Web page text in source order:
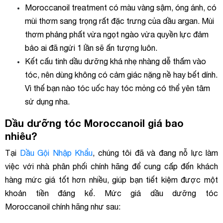
Moroccanoil treatment có màu vàng sậm, óng ánh, có
mùi thơm sang trọng rất đặc trưng của dầu argan. Mùi
thơm phảng phất vừa ngọt ngào vừa quyền lực đảm
bảo ai đã ngửi 1 lần sẽ ấn tượng luôn.
Kết cấu tinh dầu dưỡng khá nhẹ nhàng dễ thấm vào
tóc, nên dùng không có cảm giác nặng nề hay bết dính.
Vì thế bạn nào tóc uốc hay tóc mỏng có thể yên tâm
sử dụng nha.
Dầu dưỡng tóc Moroccanoil giá bao
nhiêu?
Tại Dầu Gội Nhập Khẩu, chúng tôi đã và đang nỗ lực làm
việc với nhà phân phối chính hãng để cung cấp đến khách
hàng mức giá tốt hơn nhiều, giúp bạn tiết kiệm được một
khoản tiền đáng kể. Mức giá dầu dưỡng tóc
Moroccanoil chính hãng như sau: